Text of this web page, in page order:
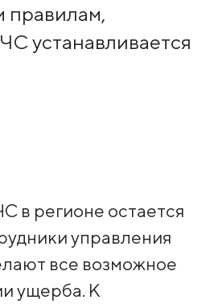
правилам,
устанавливается
в регионе остается
управления
все возможное
ущерба. К